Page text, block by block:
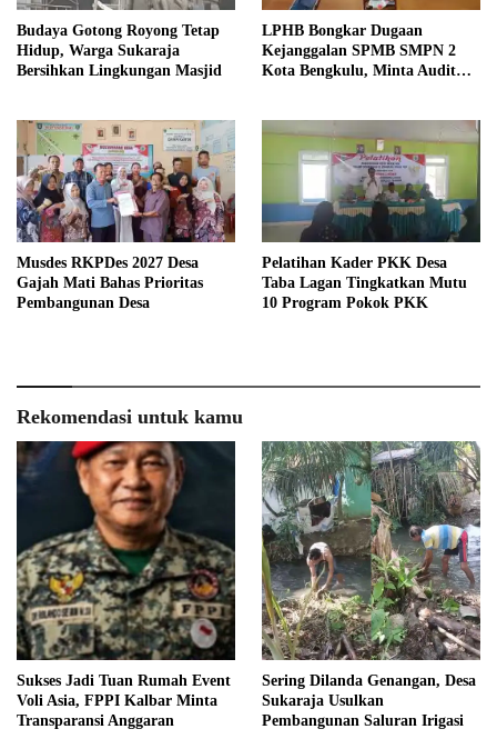
Budaya Gotong Royong Tetap
Hidup, Warga Sukaraja
Bersihkan Lingkungan Masjid
LPHB Bongkar Dugaan
Kejanggalan SPMB SMPN 2
Kota Bengkulu, Minta Audit
Musdes RKPDes 2027 Desa
Gajah Mati Bahas Prioritas
Pembangunan Desa
Pelatihan Kader PKK Desa
Taba Lagan Tingkatkan Mutu
10 Program Pokok PKK
Rekomendasi untuk kamu
Sukses Jadi Tuan Rumah Event
Voli Asia, FPPI Kalbar Minta
Transparansi Anggaran
Sering Dilanda Genangan, Desa
Sukaraja Usulkan
Pembangunan Saluran Irigasi